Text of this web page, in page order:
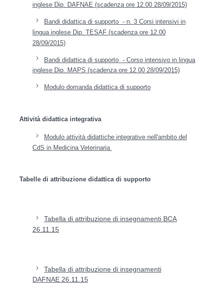
inglese Dip. DAFNAE (scadenza ore 12.00 28/09/2015)
Bandi didattica di supporto - n. 3 Corsi intensivi in
lingua inglese Dip. TESAF (scadenza ore 12.00
28/09/2015)
Bandi didattica di supporto - Corso intensivo in lingua
inglese Dip. MAPS (scadenza ore 12.00 28/09/2015)
Modulo domanda didattica di supporto
Attività didattica integrativa
Modulo attività didattiche integrative nell'ambito del
CdS in Medicina Veterinaria
Tabelle di attribuzione didattica di supporto
Tabella di attribuzione di insegnamenti BCA
26.11.15
Tabella di attribuzione di insegnamenti
DAFNAE 26.11.15